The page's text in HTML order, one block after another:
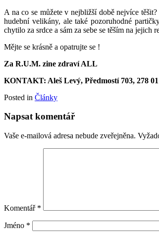
A na co se můžete v nejbližší době nejvíce
hudební velikány, ale také pozoruhodné
chytilo za srdce a sám za sebe se těším na jejich
Mějte se krásně a opatrujte se !
Za R.U.M. zine zdraví ALL
KONTAKT: Aleš Levý, Předmostí 703, 278
Posted in Články
Napsat komentář
Vaše e-mailová adresa nebude zveřejněna.
Komentář *
Jméno *